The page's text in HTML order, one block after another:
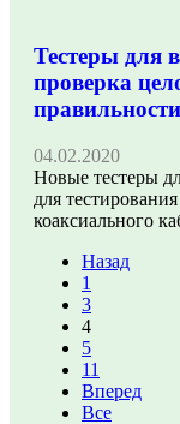
Тестеры для
проверка
04.02.2020
Новые тестеры
для
коаксиального
Назад
1
3
4
5
11
Вперед
Все